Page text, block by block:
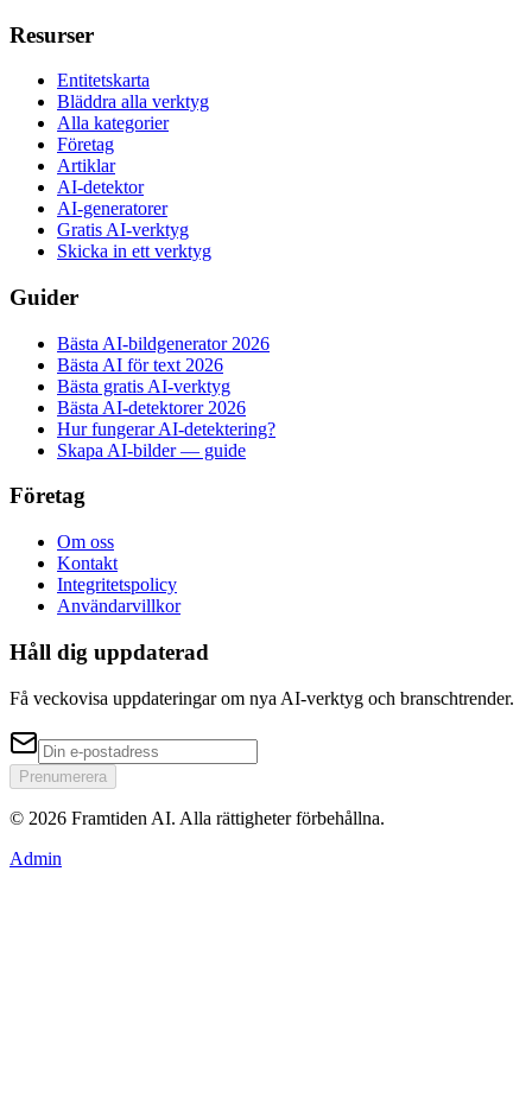
Resurser
Entitetskarta
Bläddra alla verktyg
Alla kategorier
Företag
Artiklar
AI-detektor
AI-generatorer
Gratis AI-verktyg
Skicka in ett verktyg
Guider
Bästa AI-bildgenerator 2026
Bästa AI för text 2026
Bästa gratis AI-verktyg
Bästa AI-detektorer 2026
Hur fungerar AI-detektering?
Skapa AI-bilder — guide
Företag
Om oss
Kontakt
Integritetspolicy
Användarvillkor
Håll dig uppdaterad
Få veckovisa uppdateringar om nya AI-verktyg och branschtrender.
Prenumerera
© 2026 Framtiden AI. Alla rättigheter förbehållna.
Admin